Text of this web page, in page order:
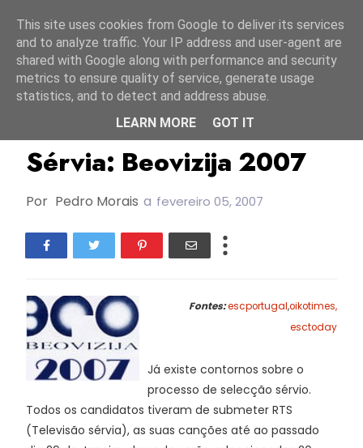
Unlabelled
Sérvia: Beovizija 2007
Por Pedro Morais a fevereiro 05, 2007
Fontes:escportugal,oikotimes,
esctoday
Já existe contornos sobre o
processo de selecção sérvio.
Todos os candidatos tiveram de submeter RTS
(Televisão sérvia), as suas canções até ao passado
This site uses cookies from Google to deliver its services
and to analyze traffic. Your IP address and user-agent are
shared with Google along with performance and security
metrics to ensure quality of service, generate usage
statistics, and to detect and address abuse.
LEARN MORE
GOT IT